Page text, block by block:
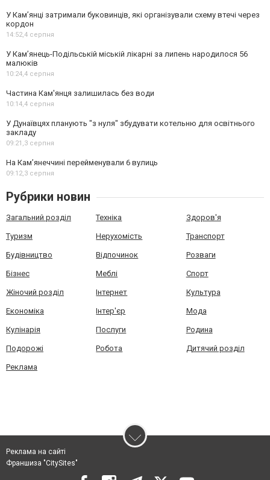
У Кам’янці затримали буковинців, які організували схему втечі через
кордон
14:52,4 серпня
У Кам’янець-Подільській міській лікарні за липень народилося 56
малюків
10:24,4 серпня
Частина Кам'янця залишилась без води
10:14,4 серпня
У Дунаївцях планують "з нуля" збудувати котельню для освітнього
закладу
09:21,3 серпня
На Камʼянеччині перейменували 6 вулиць
09:12,3 серпня
Рубрики новин
Загальний розділ Техніка Здоров'я
Туризм Нерухомість Транспорт
Будівництво Відпочинок Розваги
Бізнес Меблі Спорт
Жіночий розділ Інтернет Культура
Економіка Інтер'єр Мода
Кулінарія Послуги Родина
Подорожі Робота Дитячий розділ
Реклама
Реклама на сайті
Франшиза "CitySites"